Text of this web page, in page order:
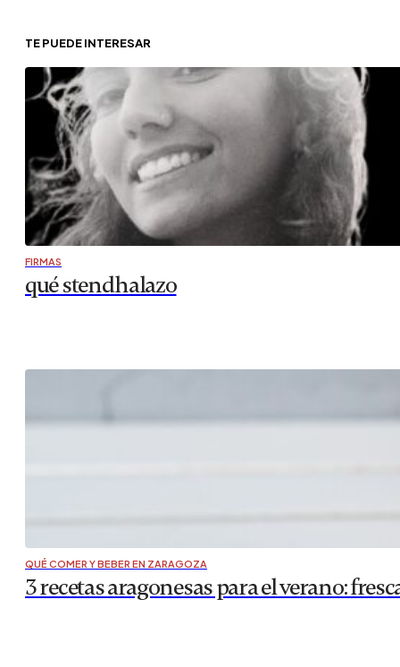
TE PUEDE INTERESAR
FIRMAS
qué stendhalazo
QUÉ COMER Y BEBER EN ZARAGOZA
3 recetas aragonesas para el verano: